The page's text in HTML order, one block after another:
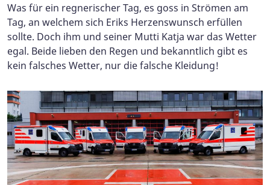
Was für ein regnerischer Tag, es goss in Strömen am
Tag, an welchem sich Eriks Herzenswunsch erfüllen
sollte. Doch ihm und seiner Mutti Katja war das Wetter
egal. Beide lieben den Regen und bekanntlich gibt es
kein falsches Wetter, nur die falsche Kleidung!